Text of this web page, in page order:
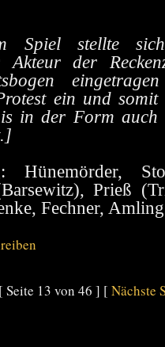
Spiel stellte
Akteur der
ein und
in der Form auch
Hünemörder,
Prieß
Fechner, Amling
Seite 13 von 46 ] [ Nächste